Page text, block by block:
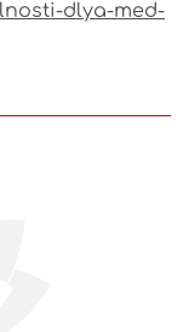
dlya-med-